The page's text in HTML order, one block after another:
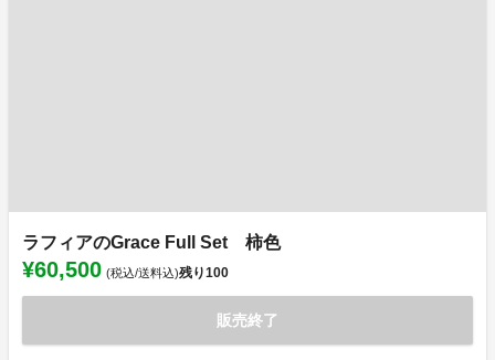
ラフィアのGrace Full Set 柿色
¥60,500 (税込/送料込)残り100
販売終了